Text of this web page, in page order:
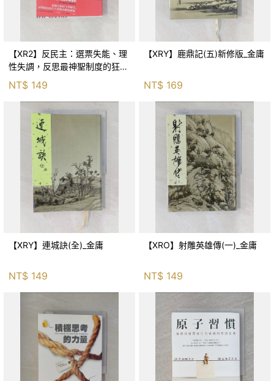
【XR2】反民主：選票失能、理
性失調，反思最神聖制度的狂亂
NT$ 149
【XRY】鹿鼎記(五)新修版_金庸
NT$ 169
【XRY】連城訣(全)_金庸
NT$ 149
【XRO】射雕英雄傳(一)_金庸
NT$ 149